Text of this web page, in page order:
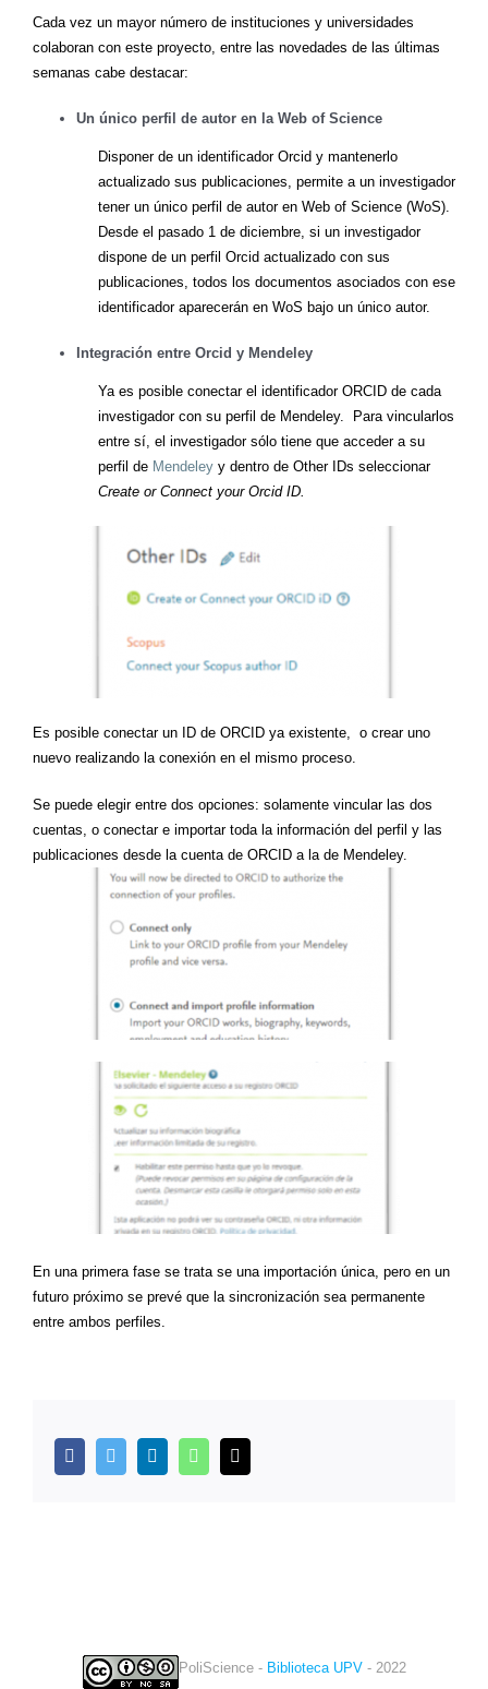
Cada vez un mayor número de instituciones y universidades
colaboran con este proyecto, entre las novedades de las últimas
semanas cabe destacar:
Un único perfil de autor en la Web of Science
Disponer de un identificador Orcid y mantenerlo
actualizado sus publicaciones, permite a un investigador
tener un único perfil de autor en Web of Science (WoS).
Desde el pasado 1 de diciembre, si un investigador
dispone de un perfil Orcid actualizado con sus
publicaciones, todos los documentos asociados con ese
identificador aparecerán en WoS bajo un único autor.
Integración entre Orcid y Mendeley
Ya es posible conectar el identificador ORCID de cada
investigador con su perfil de Mendeley. Para vincularlos
entre sí, el investigador sólo tiene que acceder a su
perfil de Mendeley y dentro de Other IDs seleccionar
Create or Connect your Orcid ID.
Es posible conectar un ID de ORCID ya existente, o crear uno
nuevo realizando la conexión en el mismo proceso.
Se puede elegir entre dos opciones: solamente vincular las dos
cuentas, o conectar e importar toda la información del perfil y las
publicaciones desde la cuenta de ORCID a la de Mendeley.
En una primera fase se trata se una importación única, pero en un
futuro próximo se prevé que la sincronización sea permanente
entre ambos perfiles.
facebooktwitter linkedin whatsapp
electrónico
PoliScience - Biblioteca UPV- 2022